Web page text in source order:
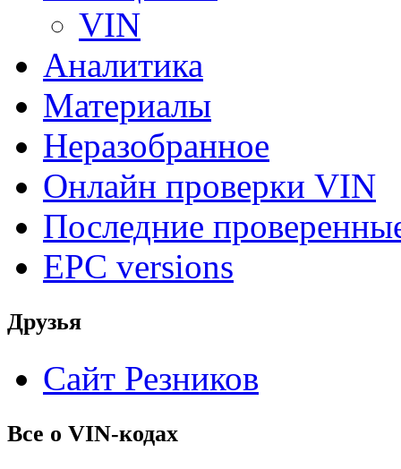
VIN
Аналитика
Материалы
Неразобранное
Онлайн проверки VIN
Последние
EPC versions
Друзья
Сайт Резников
Все о VIN-кодах